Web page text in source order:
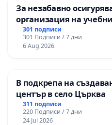
За незабавно
организация на
гарантиране на
и качествено
ОУ „Княз Александър
301 подписи
301 Подписи / 7 дни
6 Aug 2026
В подкрепа на
център в село Църква
311 подписи
220 Подписи / 7 дни
24 Jul 2026